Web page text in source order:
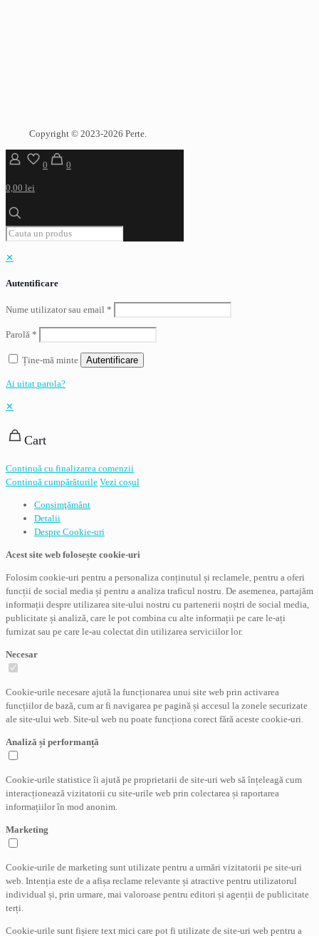
Copyright © 2023-2026 Perte.
0 0
0,00 lei
✕
Autentificare
Nume utilizator sau email *
Parolă *
Ține-mă minte Autentificare
Ai uitat parola?
✕
Cart
Continuă cu finalizarea comenzii
Continuă cumpărăturile Vezi coșul
Consimţământ
Detalii
Despre Cookie-uri
Acest site web folosește cookie-uri
Folosim cookie-uri pentru a personaliza conținutul și reclamele, pentru a oferi
funcții de social media și pentru a analiza traficul nostru. De asemenea, partajăm
informații despre utilizarea site-ului nostru cu partenerii noștri de social media,
publicitate și analiză, care le pot combina cu alte informații pe care le-ați
furnizat sau pe care le-au colectat din utilizarea serviciilor lor.
Necesar
Cookie-urile necesare ajută la funcționarea unui site web prin activarea
funcțiilor de bază, cum ar fi navigarea pe pagină și accesul la zonele securizate
ale site-ului web. Site-ul web nu poate funcționa corect fără aceste cookie-uri.
Analiză și performanță
Cookie-urile statistice îi ajută pe proprietarii de site-uri web să înțeleagă cum
interacționează vizitatorii cu site-urile web prin colectarea și raportarea
informațiilor în mod anonim.
Marketing
Cookie-urile de marketing sunt utilizate pentru a urmări vizitatorii pe site-uri
web. Intenția este de a afișa reclame relevante și atractive pentru utilizatorul
individual și, prin urmare, mai valoroase pentru editori și agenții de publicitate
terți.
Cookie-urile sunt fișiere text mici care pot fi utilizate de site-uri web pentru a